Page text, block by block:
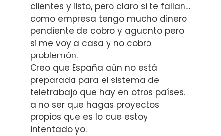
clientes y listo, pero claro si te fallan…
como empresa tengo mucho dinero
pendiente de cobro y aguanto pero
si me voy a casa y no cobro
problemón.
Creo que España aún no está
preparada para el sistema de
teletrabajo que hay en otros países,
a no ser que hagas proyectos
propios que es lo que estoy
intentado yo.